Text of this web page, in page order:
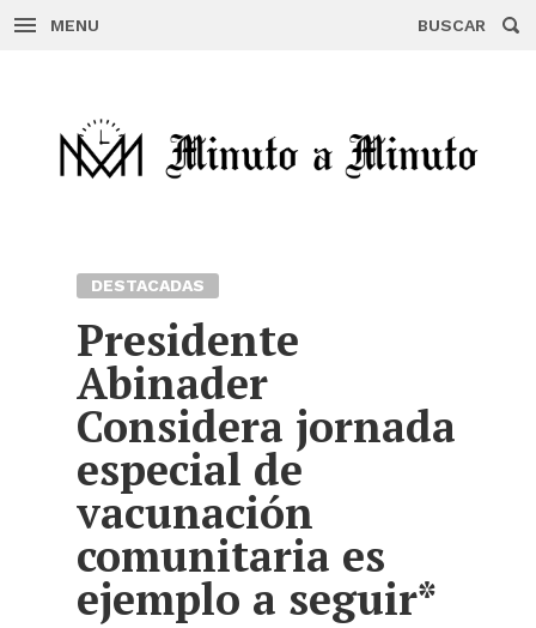
MENU BUSCAR
DESTACADAS
Presidente
Abinader
Considera jornada
especial de
vacunación
comunitaria es
ejemplo a seguir*